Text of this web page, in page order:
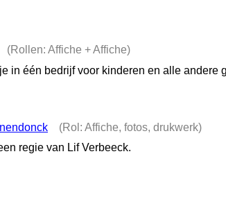
(Rollen: Affiche + Affiche)
in één bedrijf voor kinderen en alle
(Rol: Affiche, fotos, drukwerk)
regie van Lif Verbeeck.